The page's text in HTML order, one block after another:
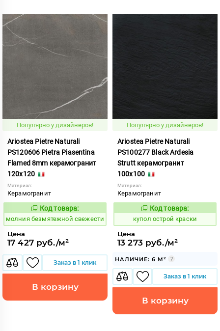
Популярно у дизайнеров!
Ariostea Pietre Naturali
PS120606 Pietra Piasentina
Flamed 8mm керамогранит
120x120
Материал:
Керамогранит
1000583
Код товара:
молния безмятежной свежести
Цена
17 427 руб./м²
Заказ в 1 клик
В корзину
Популярно у дизайнеров!
Ariostea Pietre Naturali
PS100277 Black Ardesia
Strutt керамогранит
100x100
Материал:
Керамогранит
852289
Код товара:
купол острой краски
Цена
13 273 руб./м²
НАЛИЧИЕ: 6 М²
Заказ в 1 клик
В корзину